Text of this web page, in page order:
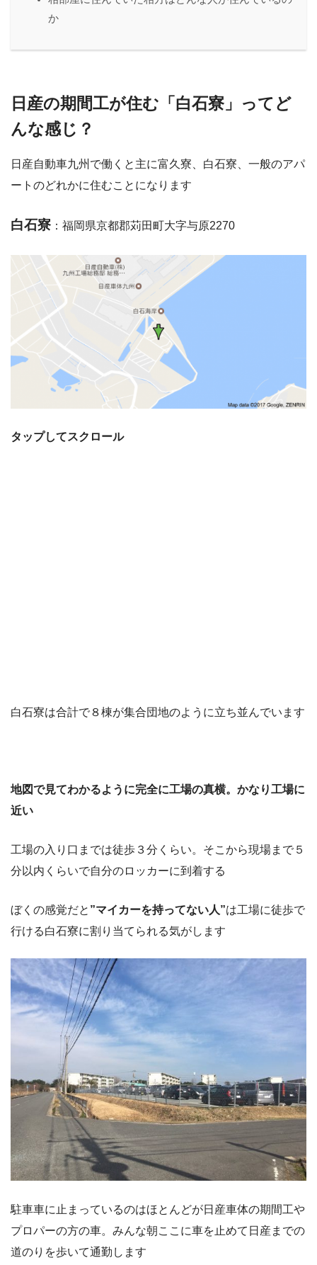
か
日産の期間工が住む「白石寮」ってど
んな感じ？
日産自動車九州で働くと主に富久寮、白石寮、一般のアパ
ートのどれかに住むことになります
白石寮 ：福岡県京都郡苅田町大字与原2270
タップしてスクロール
白石寮は合計で８棟が集合団地のように立ち並んでいます
地図で見てわかるように完全に工場の真横。かなり工場に
近い
工場の入り口までは徒歩３分くらい。そこから現場まで５
分以内くらいで自分のロッカーに到着する
ぼくの感覚だと ”マイカーを持ってない人”は工場に徒歩で
行ける白石寮に割り当てられる気がします
駐車車に止まっているのはほとんどが日産車体の期間工や
プロパーの方の車。みんな朝ここに車を止めて日産までの
道のりを歩いて通勤します